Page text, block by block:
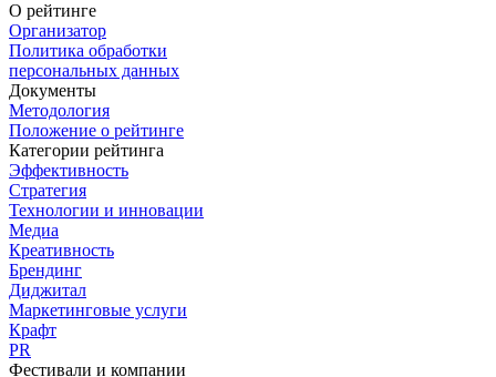
О рейтинге
Организатор
Политика обработки
персональных данных
Документы
Методология
Положение о рейтинге
Категории рейтинга
Эффективность
Стратегия
Технологии и инновации
Медиа
Креативность
Брендинг
Диджитал
Маркетинговые услуги
Крафт
PR
Фестивали и компании